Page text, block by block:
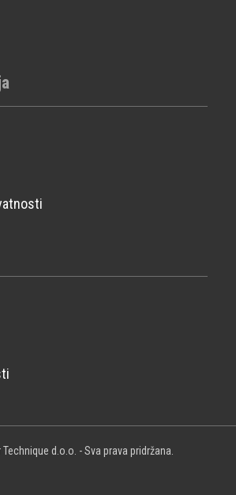
d.o.o. - Sva prava pridržana.